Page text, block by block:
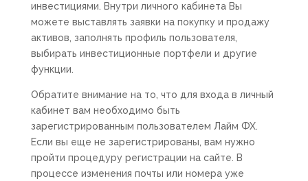
инвестициями. Внутри личного кабинета Вы
можете выставлять заявки на покупку и продажу
активов, заполнять профиль пользователя,
выбирать инвестиционные портфели и другие
функции.
Обратите внимание на то, что для входа в личный
кабинет вам необходимо быть
зарегистрированным пользователем Лайм ФХ.
Если вы еще не зарегистрированы, вам нужно
пройти процедуру регистрации на сайте. В
процессе изменения почты или номера уже